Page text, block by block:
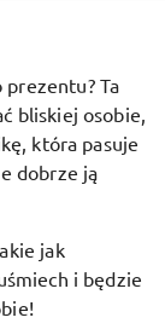
Ta
bliskiej osobie,
która pasuje
dobrze ją
jak
i będzie